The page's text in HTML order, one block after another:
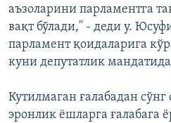
аъзоларини парламентга
вақт бўлади," - деди у.
парламент қоидаларига
куни депутатлик
Кутилмаган ғалабадан
эронлик ёшларга ғалабага